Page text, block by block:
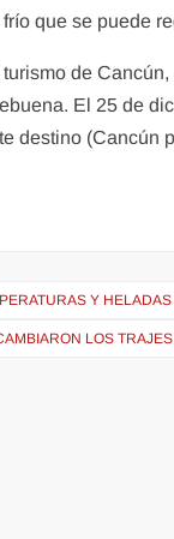
que se puede
de
El 25 de
destino (Cancún
Y HELADAS
LOS